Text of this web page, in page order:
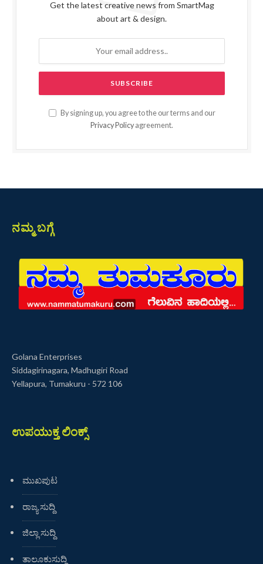
Get the latest creative news from SmartMag
about art & design.
By signing up, you agree to the our terms and our
Privacy Policy agreement.
ನಮ್ಮ ಬಗ್ಗೆ
Golana Enterprises
Siddagirinagara, Madhugiri Road
Yellapura, Tumakuru - 572 106
ಉಪಯುಕ್ತ ಲಿಂಕ್ಸ್
ಮುಖಪುಟ
ರಾಜ್ಯ ಸುದ್ದಿ
ಜಿಲ್ಲಾ ಸುದ್ದಿ
ತಾಲೂಕುಸುದ್ದಿ